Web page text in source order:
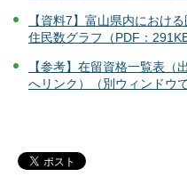
【資料7】富山県内におけ
住民数グラフ（PDF：
【参考】在留資格一覧表（
へリンク）（別ウィンドウ